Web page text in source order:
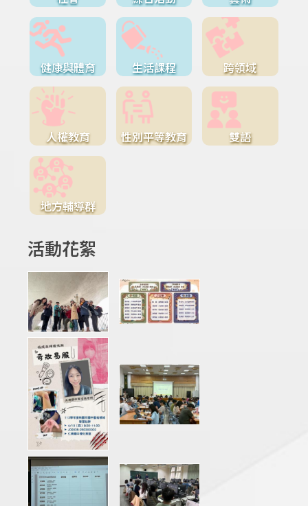
健康與體育 生活課程 跨領域
人權教育 性別平等教育 雙語
地方輔導群
活動花絮